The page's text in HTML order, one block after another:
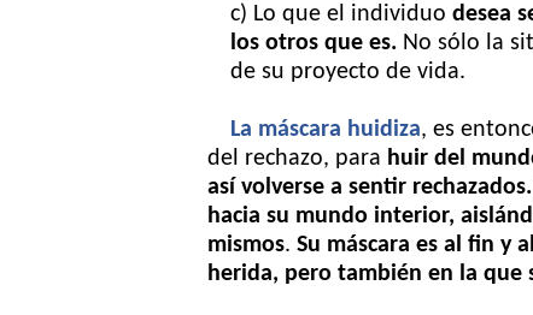
c) Lo que el individuo desea
los otros que es.No sólo la
de su proyecto de vida.
La máscara huidiza, es
del rechazo, para huir del
así volverse a sentir rechazados.
hacia su mundo interior,
mismos. Su máscara es al fin y
herida, pero también en la que